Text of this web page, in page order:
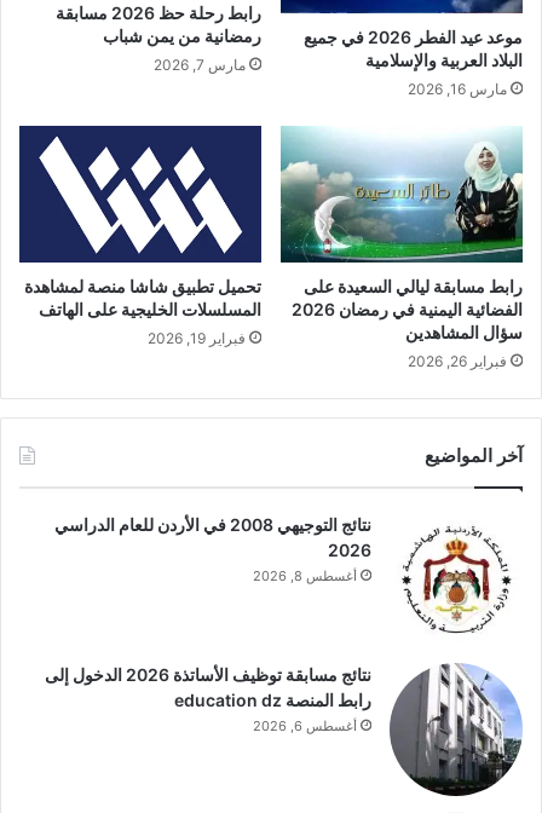
موعد عيد الفطر 2026 في جميع
البلاد العربية والإسلامية
مارس 16, 2026
رابط رحلة حظ 2026 مسابقة
رمضانية من يمن شباب
مارس 7, 2026
رابط مسابقة ليالي السعيدة على
الفضائية اليمنية في رمضان 2026
سؤال المشاهدين
فبراير 26, 2026
تحميل تطبيق شاشا منصة لمشاهدة
المسلسلات الخليجية على الهاتف
فبراير 19, 2026
آخر المواضيع
نتائج التوجيهي 2008 في الأردن للعام الدراسي
2026
أغسطس 8, 2026
نتائج مسابقة توظيف الأساتذة 2026 الدخول إلى
رابط المنصة education dz
أغسطس 6, 2026